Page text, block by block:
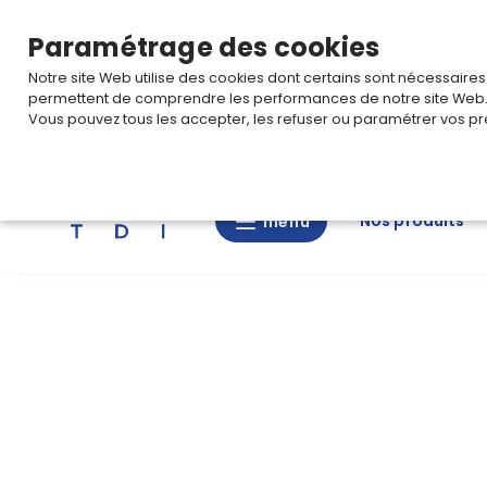
menu
menu Nos produits
Paramétrage des cookies
Notre site Web utilise des cookies dont certains sont
permettent de comprendre les performances de notre site Web.
Vous pouvez tous les accepter, les refuser ou paramétrer vos